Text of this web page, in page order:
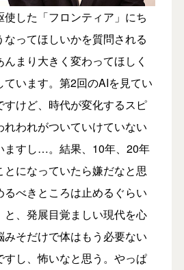
した「フロンティア」にち
ってほしいかを質問される
まり大きく変わってほしく
ています。第2回のAIを見てい
すけど、時代が変化するスピ
れわれがついていけていない
ますし…。結果、10年、20年
になっていたら嫌だなと思
るべきところは止めるぐらい
と、発展目覚ましい現代を心
そだけで体はもう必要ない
し、怖いなと思う。やっぱ